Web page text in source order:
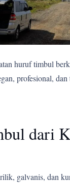
huruf timbul
profesional,
dari
galvanis, dan